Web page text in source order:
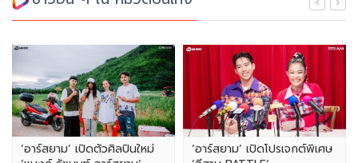
‘อาร์สยาม’ เปิดตัวศิลปินใหม่
‘อาร์สยาม’ เปิดโปรเจกต์พิเศษ